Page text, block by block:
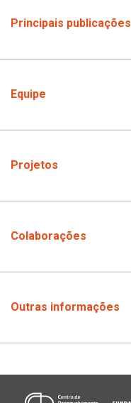
Principais publicações
Equipe
Projetos
Colaborações
Outras informações